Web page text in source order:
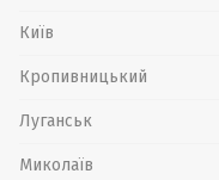
Київ
Кропивницький
Луганськ
Миколаїв